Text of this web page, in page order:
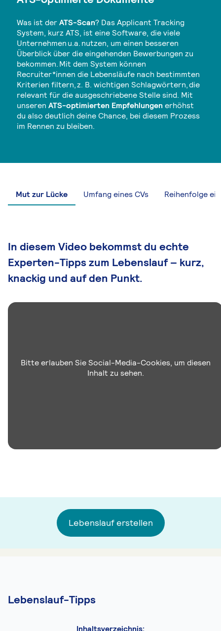
Was ist derATS-Scan? Das Applicant Tracking
System, kurz ATS, ist eine Software, die viele
Unternehmen u.a. nutzen, um einen besseren
Überblick über die eingehenden Bewerbungen zu
bekommen. Mit dem System können
Recruiter*innen die Lebensläufe nach bestimmten
Kriterien filtern, z. B. wichtigen Schlagwörtern, die
relevant für die ausgeschriebene Stelle sind. Mit
unseren ATS-optimierten Empfehlungenerhöhst
du also deutlich deine Chance, bei diesem Prozess
im Rennen zu bleiben.
Mut zur Lücke Umfang eines CVs Reihenfolge
In diesem Video bekommst du echte
Experten-Tipps zum Lebenslauf – kurz,
knackig und auf den Punkt.
Bitte erlauben Sie Social-Media-Cookies, um diesen
Inhalt zu sehen.
Lebenslauf erstellen
Lebenslauf-Tipps
Inhaltsverzeichnis: